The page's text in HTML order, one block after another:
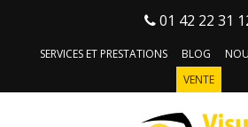
01 42 22 31
SERVICES ET PRESTATIONS BLOG
VENTE